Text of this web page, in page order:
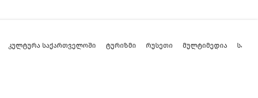
ᲙᲣᲚᲢᲣᲠᲐ ᲡᲐᲥᲐᲠᲗᲕᲔᲚᲝᲨᲘ ᲢᲣᲠᲘᲖᲛᲘ ᲠᲣᲡᲔᲗᲘ ᲛᲣᲚᲢᲘᲛᲔᲓᲘᲐ